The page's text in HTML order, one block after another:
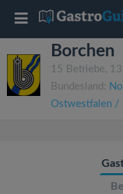
Borchen
15 Betriebe,
Bundesland:
Ostwestfalen /
T
o
g